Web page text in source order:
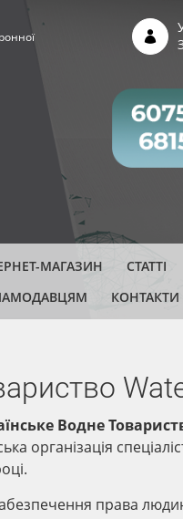
МАГАЗИН СТАТТІ
КОНТАКТИ
Водне
організація
права